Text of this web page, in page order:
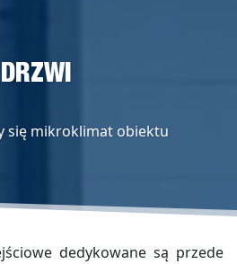
DRZWI
się mikroklimat obiektu
dedykowane są przede